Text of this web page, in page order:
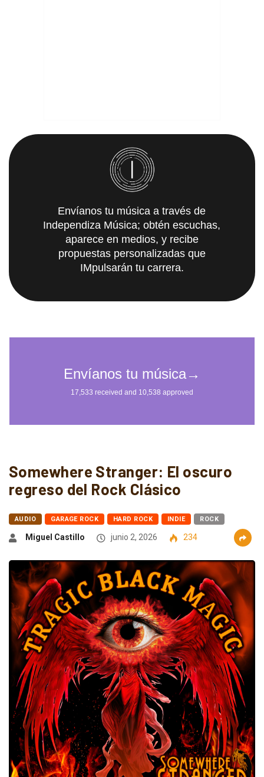
Envíanos tu música a través de
Independiza Música; obtén escuchas,
aparece en medios, y recibe
propuestas personalizadas que
IMpulsarán tu carrera.
Somewhere Stranger: El oscuro
regreso del Rock Clásico
AUDIO GARAGE ROCK HARD ROCK INDIE ROCK
Miguel Castillo junio 2, 2026 234